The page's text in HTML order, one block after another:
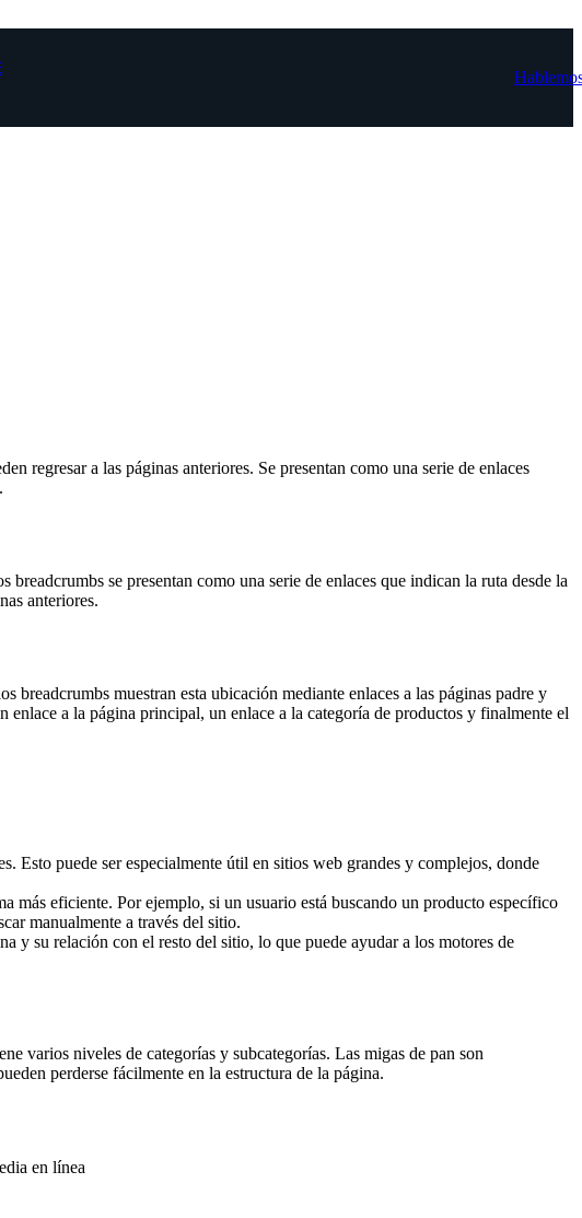
regresar a las páginas anteriores. Se presentan como una serie de enlaces
se presentan como una serie de enlaces que indican la ruta desde la
anteriores.
breadcrumbs muestran esta ubicación mediante enlaces a las páginas padre y
a la página principal, un enlace a la categoría de productos y finalmente el
Esto puede ser especialmente útil en sitios web grandes y complejos, donde
más eficiente. Por ejemplo, si un usuario está buscando un producto específico
manualmente a través del sitio.
y su relación con el resto del sitio, lo que puede ayudar a los motores de
varios niveles de categorías y subcategorías. Las migas de pan son
perderse fácilmente en la estructura de la página.
en línea